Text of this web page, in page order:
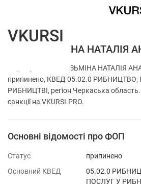
ФОП КУЗЬМІНА НАТАЛІЯ
Перевірка ФОП КУЗЬМІНА НАТАЛІЯ
припинено, КВЕД 05.02.0
РИБНИЦТВІ, регіон Черкаська
санкції на VKURSI.PRO.
Основні відомості про ФОП
Статус
припинено
Основний КВЕД
05.02.0
ПОСЛУГ У
VKURSI